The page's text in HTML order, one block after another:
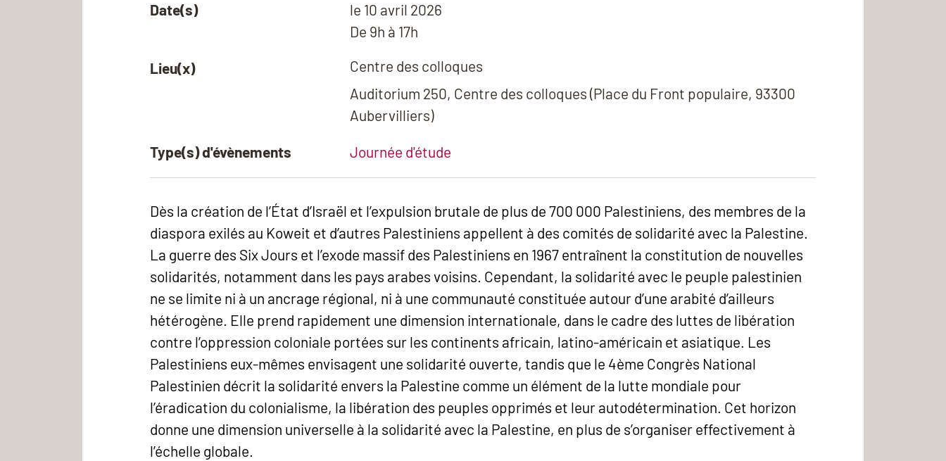
Date(s) le 10 avril 2026
De 9h à 17h
Lieu(x)
Centre des colloques
Auditorium 250, Centre des colloques (Place du Front populaire, 93300
Aubervilliers)
Type(s) d'évènements Journée d'étude
Dès la création de l’État d’Israël et l’expulsion brutale de plus de 700 000 Palestiniens, des membres de la
diaspora exilés au Koweit et d’autres Palestiniens appellent à des comités de solidarité avec la Palestine.
La guerre des Six Jours et l’exode massif des Palestiniens en 1967 entraînent la constitution de nouvelles
solidarités, notamment dans les pays arabes voisins. Cependant, la solidarité avec le peuple palestinien
ne se limite ni à un ancrage régional, ni à une communauté constituée autour d’une arabité d’ailleurs
hétérogène. Elle prend rapidement une dimension internationale, dans le cadre des luttes de libération
contre l’oppression coloniale portées sur les continents africain, latino-américain et asiatique. Les
Palestiniens eux-mêmes envisagent une solidarité ouverte, tandis que le 4ème Congrès National
Palestinien décrit la solidarité envers la Palestine comme un élément de la lutte mondiale pour
l’éradication du colonialisme, la libération des peuples opprimés et leur autodétermination. Cet horizon
donne une dimension universelle à la solidarité avec la Palestine, en plus de s’organiser effectivement à
l’échelle globale.